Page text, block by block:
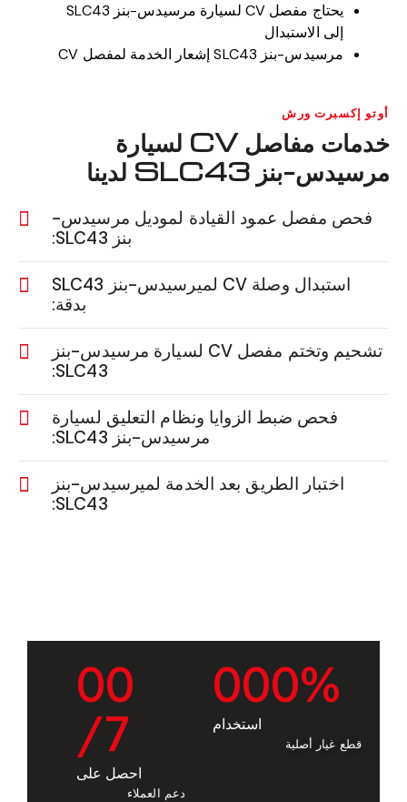
يحتاج مفصل CV لسيارة مرسيدس-بنز SLC43
إلى الاستبدال
مرسيدس-بنز SLC43 إشعار الخدمة لمفصل CV
أوتو إكسبرت ورش
خدمات مفاصل CV لسيارة
مرسيدس-بنز SLC43 لدينا
فحص مفصل عمود القيادة لموديل مرسيدس-
بنز SLC43:
استبدال وصلة CV لميرسيدس-بنز SLC43
بدقة:
تشحيم وتختم مفصل CV لسيارة مرسيدس-بنز
SLC43:
فحص ضبط الزوايا ونظام التعليق لسيارة
مرسيدس-بنز SLC43:
اختبار الطريق بعد الخدمة لميرسيدس-بنز
SLC43:
000%
استخدام
قطع غيار أصلية
00
/7
احصل على
دعم العملاء